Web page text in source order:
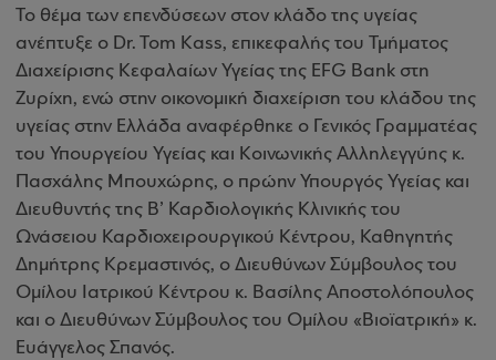
Το θέμα των επενδύσεων στον κλάδο της υγείας
ανέπτυξε ο Dr. Tom Kass, επικεφαλής του Τμήματος
Διαχείρισης Κεφαλαίων Υγείας της EFG Bank στη
Ζυρίχη, ενώ στην οικονομική διαχείριση του κλάδου της
υγείας στην Ελλάδα αναφέρθηκε ο Γενικός Γραμματέας
του Υπουργείου Υγείας και Κοινωνικής Αλληλεγγύης κ.
Πασχάλης Μπουχώρης, ο πρώην Υπουργός Υγείας και
Διευθυντής της Β’ Καρδιολογικής Κλινικής του
Ωνάσειου Καρδιοχειρουργικού Κέντρου, Καθηγητής
Δημήτρης Κρεμαστινός, ο Διευθύνων Σύμβουλος του
Ομίλου Ιατρικού Κέντρου κ. Βασίλης Αποστολόπουλος
και ο Διευθύνων Σύμβουλος του Ομίλου «Βιοϊατρική» κ.
Ευάγγελος Σπανός.